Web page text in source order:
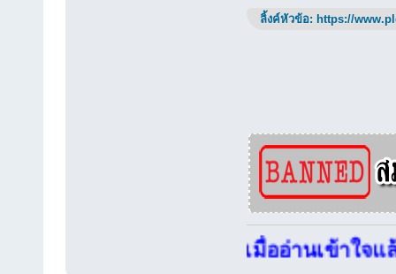
ลิ้งค์หัวข้อ: https://
และห้องโหลดเพลง เมื่ออ่านเข้าใจแล้ว